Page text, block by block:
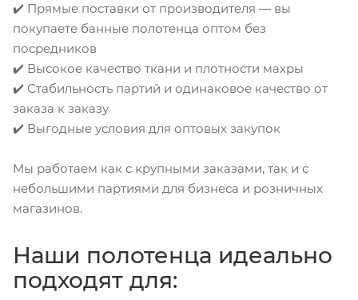
✔️ Прямые поставки от производителя — вы
покупаете банные полотенца оптом без
посредников
✔️ Высокое качество ткани и плотности махры
✔️ Стабильность партий и одинаковое качество от
заказа к заказу
✔️ Выгодные условия для оптовых закупок
Мы работаем как с крупными заказами, так и с
небольшими партиями для бизнеса и розничных
магазинов.
Наши полотенца идеально
подходят для: